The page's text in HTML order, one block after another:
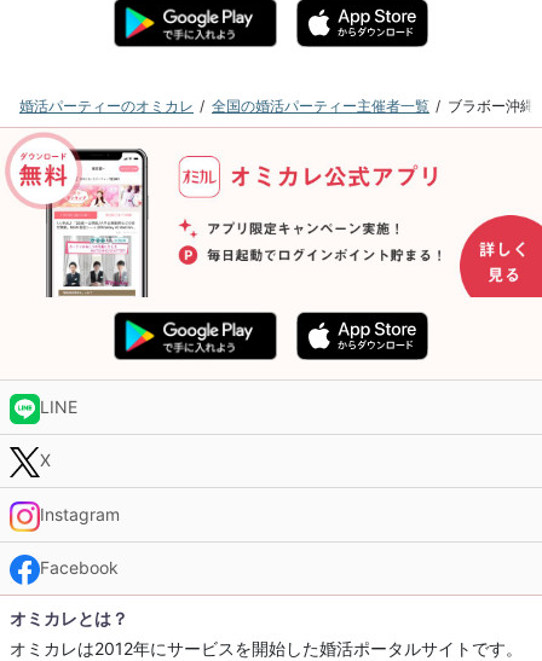
婚活パーティーのオミカレ 全国の婚活パーティー主催者一覧 ブラボー沖縄
LINE
X
Instagram
Facebook
オミカレとは？
オミカレは2012年にサービスを開始した婚活ポータルサイトです。